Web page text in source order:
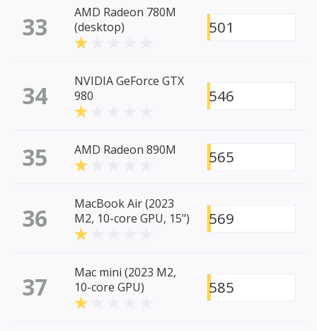
33
AMD Radeon 780M
(desktop)
501
34
NVIDIA GeForce GTX
980
546
35 AMD Radeon 890M 565
36
MacBook Air (2023
M2, 10-core GPU, 15")
569
37
Mac mini (2023 M2,
10-core GPU)
585